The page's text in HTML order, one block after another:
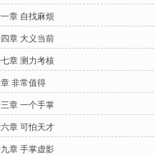
章 自找麻烦
章 大义当前
章 测力考核
非常值得
章 一个手掌
章 可怕天才
章 手掌虚影